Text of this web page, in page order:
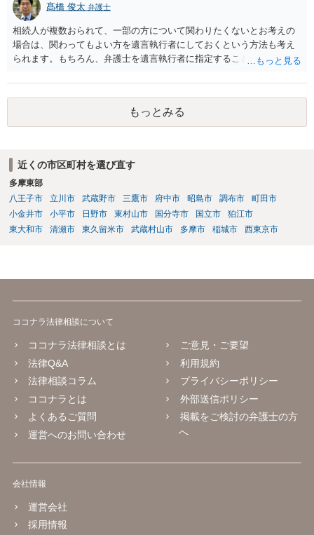
髙橋 俊太 弁護士
相続人が複数おられて、一部の方について関わりたくないとお考えの
場合は、関わってもよい方を遺言執行者にしておくという方法も考え
られます。もちろん、弁護士を遺言執行者に指定することもできます
方に再委任の権限を付与しておくという方法もあります。 一度、弁護
士に直接ご相談されることをお勧めいたします。
もっとみる
近くの市区町村を選び直す
多摩東部
八王子市
立川市 武蔵野市 三鷹市 府中市 昭島市 調布市
町田市
小金井市
小平市 日野市 東村山市 国分寺市 国立市
狛江市
東大和市
清瀬市 東久留米市 武蔵村山市 多摩市 稲城市 西東京市
ココナラ法律相談について
ココナラ法律相談とは
法律Q&A
法律相談コラム
ココナラとは
よくあるご質問
運営へのお問い合わせ
ご意見・ご要望
利用規約
プライバシーポリシー
外部送信ポリシー
掲載をご検討の弁護士の方
へ
会社情報
運営会社
採用情報